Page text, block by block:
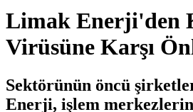
Limak Enerji'den
Virüsüne Karşı
Sektörünün öncü
Enerji, işlem